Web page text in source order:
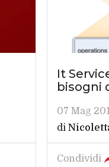
It
bisogni
07 Mag
di
Condividi